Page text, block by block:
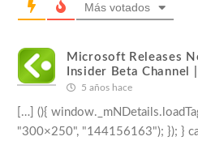
Más votados
Microsoft Releases
Insider Beta Channel
5 años hace
[…] (){
"300×250", "144156163"); }); }